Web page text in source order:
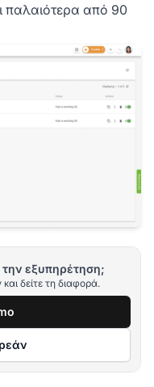
παλαιότερα από 90
εξυπηρέτηση;
δείτε τη διαφορά.